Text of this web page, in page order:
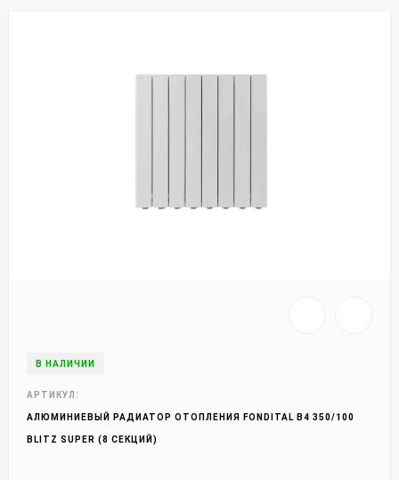
В НАЛИЧИИ
АРТИКУЛ:
АЛЮМИНИЕВЫЙ РАДИАТОР ОТОПЛЕНИЯ FONDITAL B4 350/100
BLITZ SUPER (8 СЕКЦИЙ)